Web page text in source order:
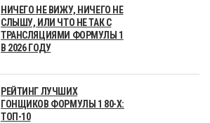
НИЧЕГО НЕ ВИЖУ, НИЧЕГО НЕ
СЛЫШУ, ИЛИ ЧТО НЕ ТАК С
ТРАНСЛЯЦИЯМИ ФОРМУЛЫ 1
В 2026 ГОДУ
РЕЙТИНГ ЛУЧШИХ
ГОНЩИКОВ ФОРМУЛЫ 1 80-Х:
ТОП-10